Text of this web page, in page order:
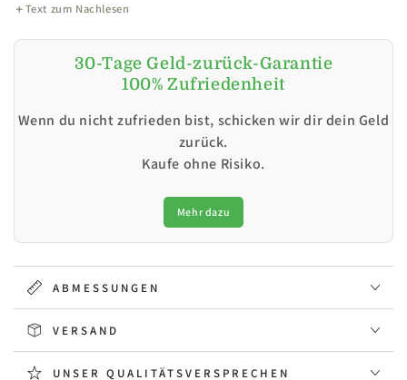
Text zum Nachlesen
30-Tage Geld-zurück-Garantie
100% Zufriedenheit
Wenn du nicht zufrieden bist, schicken wir dir dein Geld
zurück.
Kaufe ohne Risiko.
Mehr dazu
ABMESSUNGEN
VERSAND
UNSER QUALITÄTSVERSPRECHEN